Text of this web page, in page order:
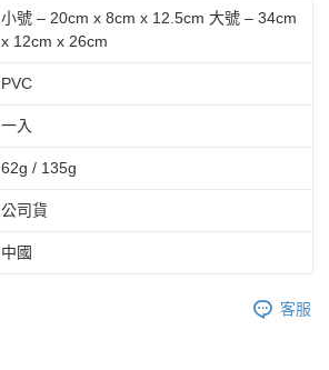
小號 – 20cm x 8cm x 12.5cm 大號 – 34cm
x 12cm x 26cm
PVC
一入
62g / 135g
公司貨
中國
客服